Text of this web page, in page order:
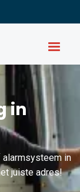
in
alarmsysteem in
juiste adres!